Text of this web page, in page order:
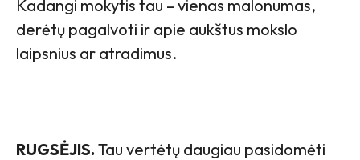
Kadangi mokytis tau – vienas malonumas,
derėtų pagalvoti ir apie aukštus mokslo
laipsnius ar atradimus.
RUGSĖJIS. Tau vertėtų daugiau pasidomėti